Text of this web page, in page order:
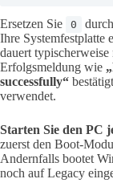
Ersetzen Sie 0
Ihre Systemfestplatte
dauert
Erfolgsmeldung wie
successfully“
verwendet.
Starten Sie den PC
zuerst den Boot-
Andernfalls bootet
noch auf Legacy